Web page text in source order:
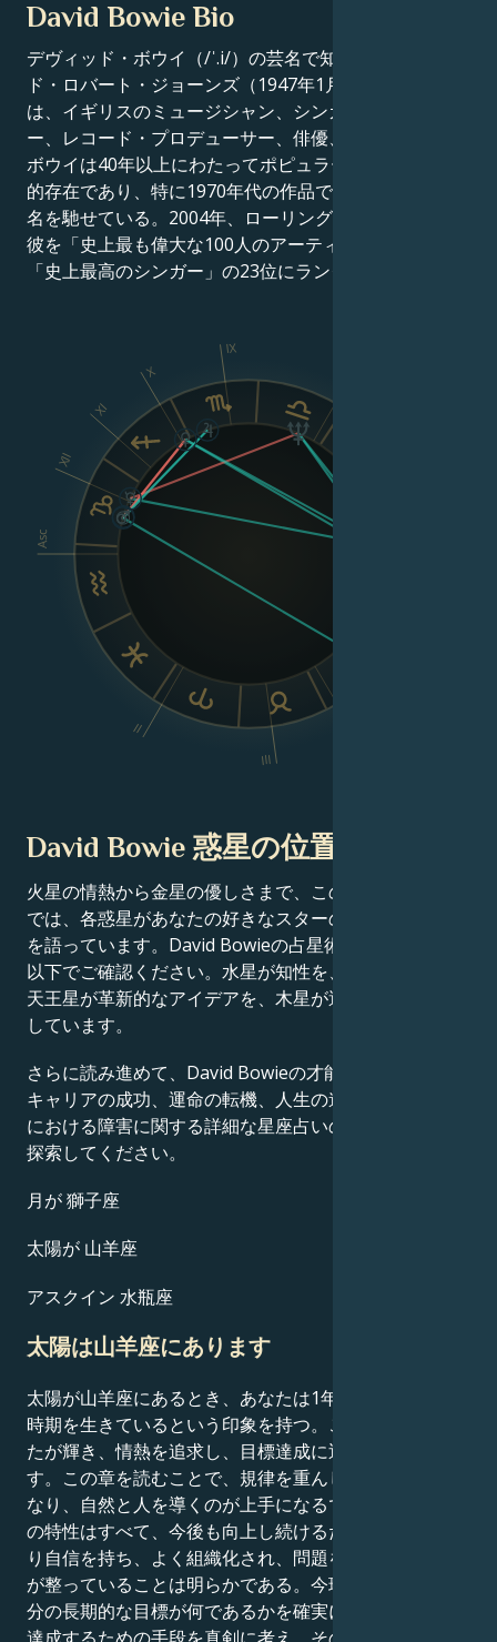
David Bowie Bio
デヴィッド・ボウイ（/ˈ.i/）の芸名で知られるデヴィッ
ド・ロバート・ジョーンズ（1947年1月8日生まれ）
は、イギリスのミュージシャン、シンガーソングライタ
ー、レコード・プロデューサー、俳優、アレンジャー。
ボウイは40年以上にわたってポピュラー音楽界の中心
的存在であり、特に1970年代の作品では革新者として
名を馳せている。2004年、ローリング・ストーン誌は
彼を「史上最も偉大な100人のアーティスト」の39位、
「史上最高のシンガー」の23位にランクした。
Asc
II
III
IX
X
XI
XII
David Bowie 惑星の位置
火星の情熱から金星の優しさまで、この有名人の出生図
では、各惑星があなたの好きなスターの成功物語の一端
を語っています。David Bowieの占星術チャート分析を
以下でご確認ください。水星が知性を、土星が規律を、
天王星が革新的なアイデアを、木星が運をそれぞれ定義
しています。
さらに読み進めて、David Bowieの才能、カリスマ性、
キャリアの成功、運命の転機、人生の道筋、そして恋愛
における障害に関する詳細な星座占いのプロフィールを
探索してください。
月が 獅子座
太陽が 山羊座
アスクイン 水瓶座
太陽は山羊座にあります
太陽が山羊座にあるとき、あなたは1年のうちで特別な
時期を生きているという印象を持つ。この瞬間は、あな
たが輝き、情熱を追求し、目標達成に近づくチャンスで
す。この章を読むことで、規律を重んじ、責任感が強く
なり、自然と人を導くのが上手になるでしょう。これら
の特性はすべて、今後も向上し続けるだろう。個人がよ
り自信を持ち、よく組織化され、問題を引き受ける準備
が整っていることは明らかである。今現在、あなたは自
分の長期的な目標が何であるかを確実に認識し、それを